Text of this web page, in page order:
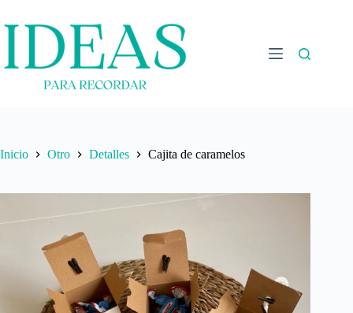
contenido
Inicio Otro Detalles Cajita de caramelos